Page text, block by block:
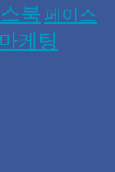
북 페이스
케팅